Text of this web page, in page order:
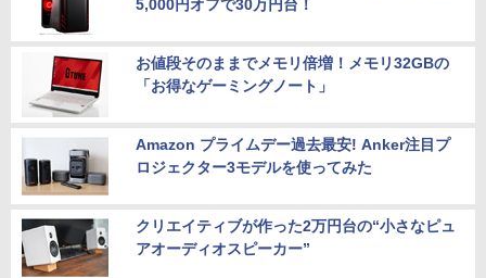
5,000円オフで30万円台！
お値段そのままでメモリ倍増！メモリ32GBの
「お得なゲーミングノート」
Amazon プライムデー過去最安! Anker注目プ
ロジェクター3モデルを使ってみた
クリエイティブが作った2万円台の“小さなピュ
アオーディオスピーカー”